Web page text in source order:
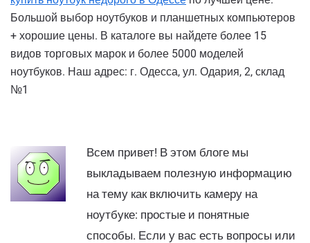
Большой выбор ноутбуков и планшетных компьютеров
+ хорошие цены. В каталоге вы найдете более 15
видов торговых марок и более 5000 моделей
ноутбуков. Наш адрес: г. Одесса, ул. Одария, 2, склад
№1
Всем привет! В этом блоге мы
выкладываем полезную информацию
на тему как включить камеру на
ноутбуке: простые и понятные
способы. Если у вас есть вопросы или